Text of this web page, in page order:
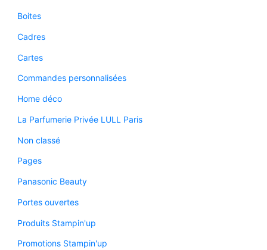
Boites
Cadres
Cartes
Commandes personnalisées
Home déco
La Parfumerie Privée LULL Paris
Non classé
Pages
Panasonic Beauty
Portes ouvertes
Produits Stampin'up
Promotions Stampin'up